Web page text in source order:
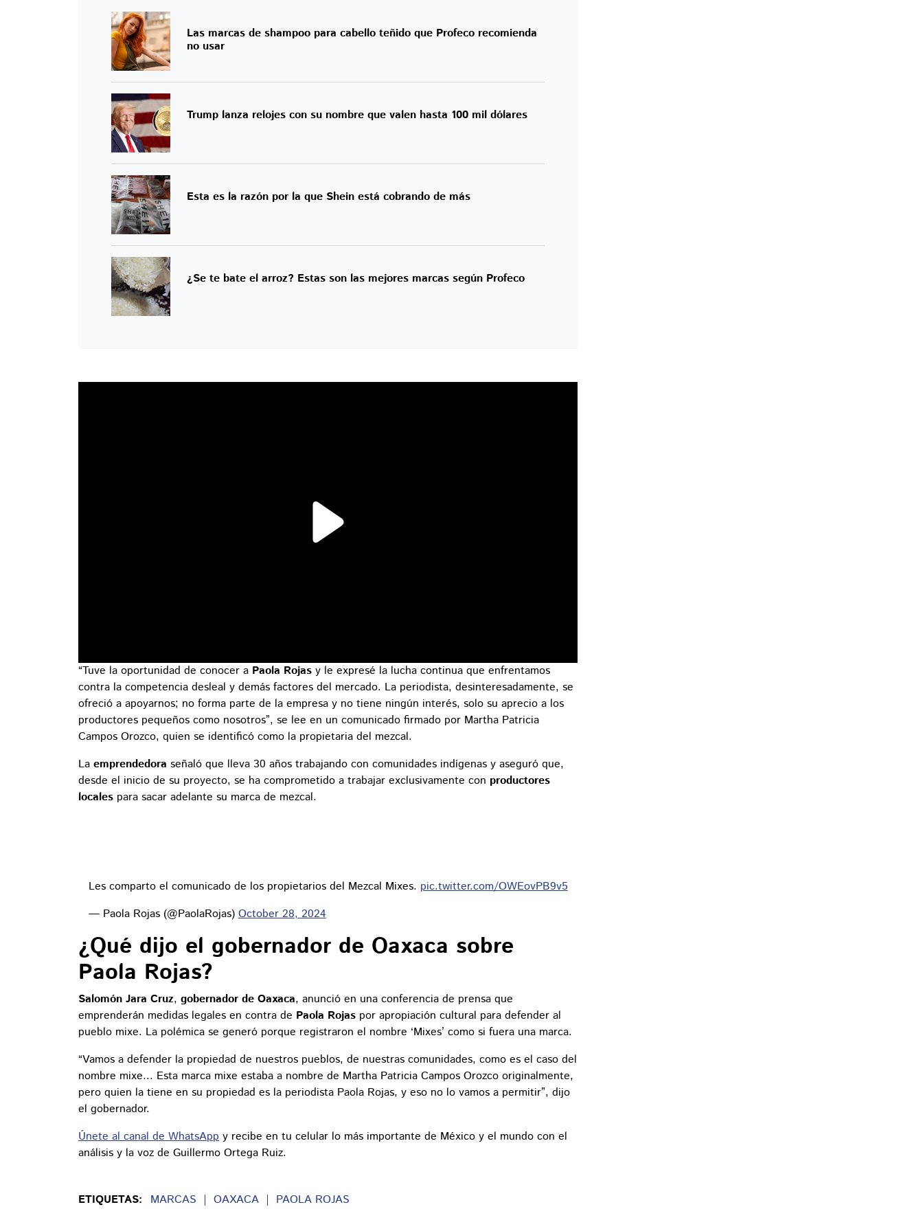
Las marcas de shampoo para cabello teñido que Profeco recomienda
no usar
Trump lanza relojes con su nombre que valen hasta 100 mil dólares
Esta es la razón por la que Shein está cobrando de más
¿Se te bate el arroz? Estas son las mejores marcas según Profeco
“Tuve la oportunidad de conocer a Paola Rojas y le expresé la lucha continua que enfrentamos
contra la competencia desleal y demás factores del mercado. La periodista, desinteresadamente, se
ofreció a apoyarnos; no forma parte de la empresa y no tiene ningún interés, solo su aprecio a los
productores pequeños como nosotros”, se lee en un comunicado firmado por Martha Patricia
Campos Orozco, quien se identificó como la propietaria del mezcal.
La emprendedora señaló que lleva 30 años trabajando con comunidades indígenas y aseguró que,
desde el inicio de su proyecto, se ha comprometido a trabajar exclusivamente con productores
locales para sacar adelante su marca de mezcal.
Les comparto el comunicado de los propietarios del Mezcal Mixes. pic.twitter.com/OWEovPB9v5
— Paola Rojas (@PaolaRojas)October 28, 2024
¿Qué dijo el gobernador de Oaxaca sobre
Paola Rojas?
Salomón Jara Cruz, gobernador de Oaxaca, anunció en una conferencia de prensa que
emprenderán medidas legales en contra de Paola Rojas por apropiación cultural para defender al
pueblo mixe. La polémica se generó porque registraron el nombre ‘Mixes’ como si fuera una marca.
“Vamos a defender la propiedad de nuestros pueblos, de nuestras comunidades, como es el caso del
nombre mixe... Esta marca mixe estaba a nombre de Martha Patricia Campos Orozco originalmente,
pero quien la tiene en su propiedad es la periodista Paola Rojas, y eso no lo vamos a permitir”, dijo
el gobernador.
Únete al canal de WhatsApp y recibe en tu celular lo más importante de México y el mundo con el
análisis y la voz de Guillermo Ortega Ruiz.
ETIQUETAS: MARCAS OAXACA PAOLA ROJAS